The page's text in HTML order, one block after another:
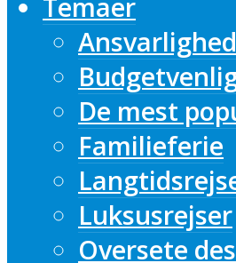
De mest
Familieferie
Luksusrejser
Oversete